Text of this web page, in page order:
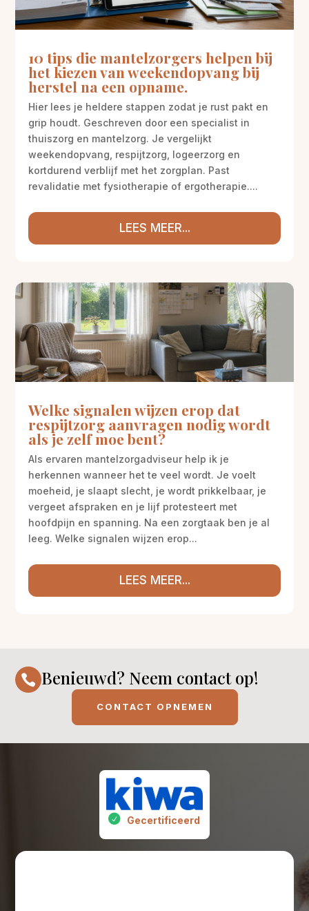
10 tips die mantelzorgers helpen bij
het kiezen van weekendopvang bij
herstel na een opname.
Hier lees je heldere stappen zodat je rust pakt en
grip houdt. Geschreven door een specialist in
thuiszorg en mantelzorg. Je vergelijkt
weekendopvang, respijtzorg, logeerzorg en
kortdurend verblijf met het zorgplan. Past
revalidatie met fysiotherapie of ergotherapie....
LEES MEER...
Welke signalen wijzen erop dat
respijtzorg aanvragen nodig wordt
als je zelf moe bent?
Als ervaren mantelzorgadviseur help ik je
herkennen wanneer het te veel wordt. Je voelt
moeheid, je slaapt slecht, je wordt prikkelbaar, je
vergeet afspraken en je lijf protesteert met
hoofdpijn en spanning. Na een zorgtaak ben je al
leeg. Welke signalen wijzen erop...
LEES MEER...
 Benieuwd? Neem contact op!
CONTACT OPNEMEN
Gecertificeerd